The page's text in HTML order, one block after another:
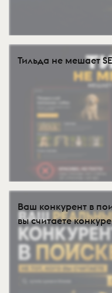
Тильда не мешает
Ваш конкурент в
вы считаете